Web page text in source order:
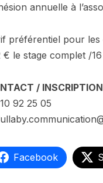
annuelle à
préférentiel pour les
€ le stage complet /
/ INSCRIPTION
92 25 05
Facebook